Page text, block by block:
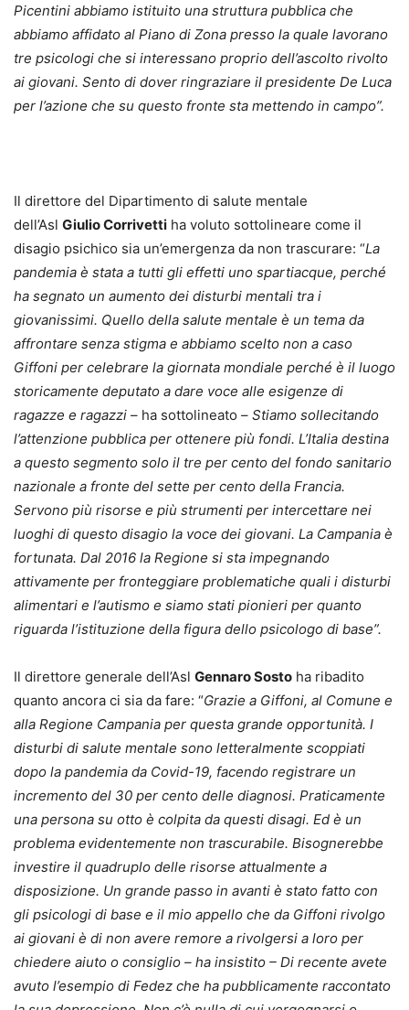
Picentini abbiamo istituito una struttura pubblica che
abbiamo affidato al Piano di Zona presso la quale lavorano
tre psicologi che si interessano proprio dell’ascolto rivolto
ai giovani. Sento di dover ringraziare il presidente De Luca
per l’azione che su questo fronte sta mettendo in campo”.
Il direttore del Dipartimento di salute mentale
dell’Asl Giulio Corrivetti ha voluto sottolineare come il
disagio psichico sia un’emergenza da non trascurare: “La
pandemia è stata a tutti gli effetti uno spartiacque, perché
ha segnato un aumento dei disturbi mentali tra i
giovanissimi. Quello della salute mentale è un tema da
affrontare senza stigma e abbiamo scelto non a caso
Giffoni per celebrare la giornata mondiale perché è il luogo
storicamente deputato a dare voce alle esigenze di
ragazze e ragazzi – ha sottolineato – Stiamo sollecitando
l’attenzione pubblica per ottenere più fondi. L’Italia destina
a questo segmento solo il tre per cento del fondo sanitario
nazionale a fronte del sette per cento della Francia.
Servono più risorse e più strumenti per intercettare nei
luoghi di questo disagio la voce dei giovani. La Campania è
fortunata. Dal 2016 la Regione si sta impegnando
attivamente per fronteggiare problematiche quali i disturbi
alimentari e l’autismo e siamo stati pionieri per quanto
riguarda l’istituzione della figura dello psicologo di base”.
Il direttore generale dell’Asl Gennaro Sosto ha ribadito
quanto ancora ci sia da fare: “Grazie a Giffoni, al Comune e
alla Regione Campania per questa grande opportunità. I
disturbi di salute mentale sono letteralmente scoppiati
dopo la pandemia da Covid-19, facendo registrare un
incremento del 30 per cento delle diagnosi. Praticamente
una persona su otto è colpita da questi disagi. Ed è un
problema evidentemente non trascurabile. Bisognerebbe
investire il quadruplo delle risorse attualmente a
disposizione. Un grande passo in avanti è stato fatto con
gli psicologi di base e il mio appello che da Giffoni rivolgo
ai giovani è di non avere remore a rivolgersi a loro per
chiedere aiuto o consiglio – ha insistito – Di recente avete
avuto l’esempio di Fedez che ha pubblicamente raccontato